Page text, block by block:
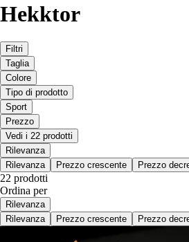
Hekktor
Filtri
Taglia
Colore
Tipo di prodotto
Sport
Prezzo
Vedi i 22 prodotti
Rilevanza
Rilevanza
Prezzo crescente Prezzo
22 prodotti
Ordina per
Rilevanza
Rilevanza
Prezzo crescente Prezzo